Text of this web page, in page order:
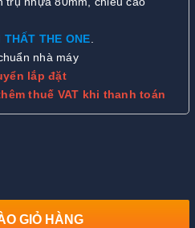
THẤT THE ONE.
nhà máy
lắp đặt
thuế VAT khi thanh toán
GIỎ HÀNG